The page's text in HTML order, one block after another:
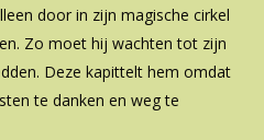
door in zijn magische cirkel
Zo moet hij wachten tot zijn
Deze kapittelt hem omdat
te danken en weg te